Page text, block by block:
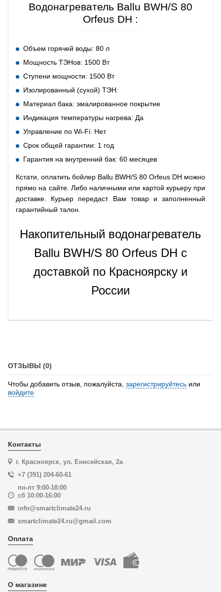
Водонагреватель Ballu BWH/S 80
Orfeus DH :
Объем горячей воды: 80 л
Мощность ТЭНов: 1500 Вт
Ступени мощности: 1500 Вт
Изолированный (сухой) ТЭН:
Материал бака: эмалированное покрытие
Индикация температуры нагрева: Да
Управление по Wi-Fi: Нет
Срок общей гарантии: 1 год
Гарантия на внутренний бак: 60 месяцев
Кстати, оплатить бойлер Ballu BWH/S 80 Orfeus DH можно
прямо на сайте. Либо наличными или картой курьеру при
доставке. Курьер передаст Вам товар и заполненный
гарантийный талон.
Накопительный водонагреватель
Ballu BWH/S 80 Orfeus DH с
доставкой по Красноярску и
России
ОТЗЫВЫ (0)
Чтобы добавить отзыв, пожалуйста, зарегистрируйтесь или
войдите
Контакты
г. Красноярск, ул. Енисейская, 2а
+7 (391) 204-60-61
пн-пт 9:00-18:00
сб 10:00-16:00
info@smartclimate24.ru
smartclimate24.ru@gmail.com
Оплата
О магазине